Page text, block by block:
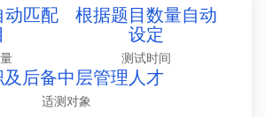
匹配 根据题目数量自动
设定
测试时间
后备中层管理人才
适测对象